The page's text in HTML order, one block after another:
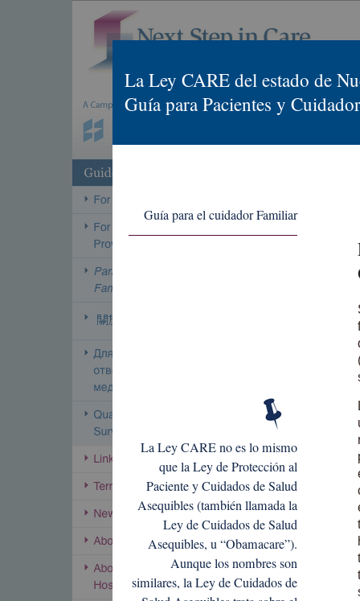
La Ley CARE del estado de
Guía para Pacientes y
Guía para el cuidador Familiar
La Ley CARE no es lo mismo
que la Ley de Protección al
Paciente y Cuidados de Salud
Asequibles (también llamada la
Ley de Cuidados de Salud
Asequibles, u “Obamacare”).
Aunque los nombres son
similares, la Ley de Cuidados de